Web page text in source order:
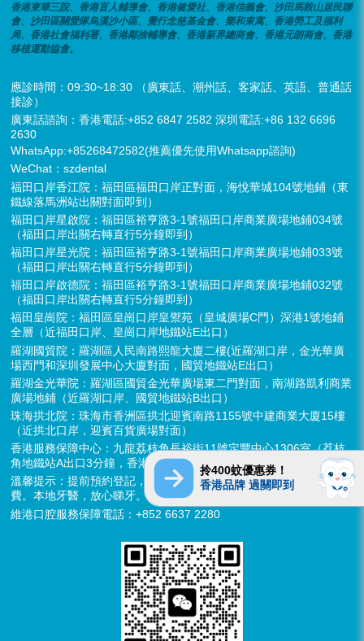
香港東華三院、香港盲人輔導會、香港健愛社、香港信義會、沙田馬鞍山居民聯
會、沙田區關愛隊烏溪沙小區、覺行念慈基金會、樂和東寓、香港勞工及福利
局、香港社會福利署、香港鄰捨輔導會、香港新界總商會、香港元朗商會、香港
移植運動協會。
應診時間：09:30~18:30 （廣東話、潮州話、客家話、英語、普通話
接診）
廣東話諮詢：香港電話:+852 6847 2582 深圳電話:+86 132 6696
2630
WhatsApp:+85268472582(推薦優先使用Whatsapp諮詢)
WeChat：szdental
福田口岸香江院：福田區福田口岸正對面，海悅華城104號地鋪（東
鐵線落馬洲站出關對面即到）
福田口岸星啟院：福田區裕亨路3-1號福田口岸商業廣場地鋪034號
（福田口岸出關右轉直行5分鐘即到）
福田口岸星光院：福田區裕亨路3-1號福田口岸商業廣場地鋪033號
（福田口岸出關右轉直行5分鐘即到）
福田口岸啟德院：福田區裕亨路3-1號福田口岸商業廣場地鋪032號
（福田口岸出關右轉直行5分鐘即到）
福田皇崗院：福田區皇崗口岸皇禦苑（皇城廣場C門）深港1號地鋪
全層（近福田口岸、皇崗口岸地鐵站E出口）
羅湖國貿院：羅湖區人民南路熙龍大廈二樓(近羅湖口岸，金光華廣
場西門和深圳發展中心大廈對面，國貿地鐵站E出口）
羅湖金光華院：羅湖區國貿金光華廣場東二門對面，南湖路凱利商業
廣場地鋪（近羅湖口岸、國貿地鐵站B出口）
珠海拱北院：珠海市香洲區拱北迎賓南路1155號中建商業大廈15樓
（近拱北口岸，迎賓百貨廣場對面）
香港服務保障中心：九龍荔枝角長裕街11號定豐中心1306室（荔枝
角地鐵站A出口3分鐘，香港辦公室暫不應診，提供網絡諮詢）
溫馨提示：提前預約登記，X-ray、CT院內檢查免費，3D數字掃描免
費。本地牙醫，放心睇牙。另有速遞代收存放服務。
維港口腔服務保障電話：+852 6637 2280
拎400蚊優惠券！
香港品牌 過關即到